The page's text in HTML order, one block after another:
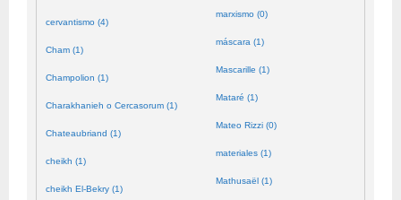
cervantismo (4)
Cham (1)
Champolion (1)
Charakhanieh o Cercasorum (1)
Chateaubriand (1)
cheikh (1)
cheikh El-Bekry (1)
marxismo (0)
máscara (1)
Mascarille (1)
Mataré (1)
Mateo Rizzi (0)
materiales (1)
Mathusaël (1)